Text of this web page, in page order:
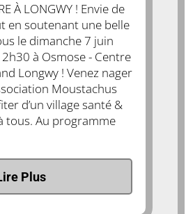
À LONGWY ! Envie de
en soutenant une belle
le dimanche 7 juin
à Osmose - Centre
Longwy ! Venez nager
Moustachus
d’un village santé &
tous. Au programme
Plus